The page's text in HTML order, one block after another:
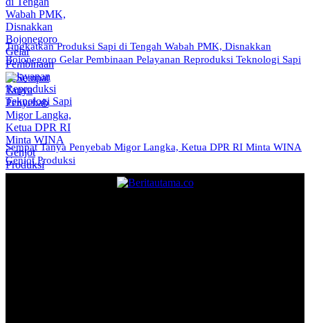
Tingkatkan Produksi Sapi di Tengah Wabah PMK, Disnakkan
Bojonegoro Gelar Pembinaan Pelayanan Reproduksi Teknologi Sapi
Sempat Tanya Penyebab Migor Langka, Ketua DPR RI Minta WINA
Genjot Produksi